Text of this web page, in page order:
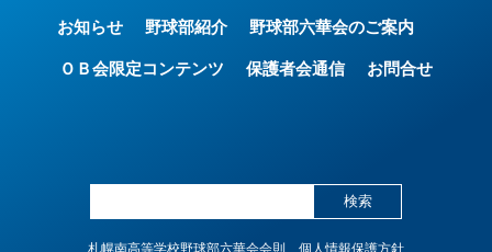
お知らせ 野球部紹介 野球部六華会のご案内
ＯＢ会限定コンテンツ 保護者会通信 お問合せ
検索
札幌南高等学校野球部六華会会則 個人情報保護方針